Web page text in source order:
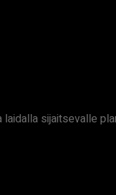
sijaitsevalle